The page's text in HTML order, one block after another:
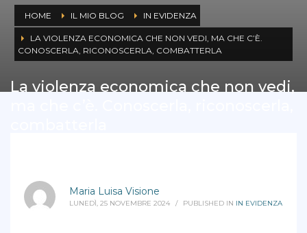
HOME IL MIO BLOG IN EVIDENZA
LA VIOLENZA ECONOMICA CHE NON VEDI, MA CHE C’È.
CONOSCERLA, RICONOSCERLA, COMBATTERLA
La violenza economica che non vedi,
Maria Luisa Visione
LUNEDÌ, 25 NOVEMBRE 2024 / PUBLISHED IN IN EVIDENZA